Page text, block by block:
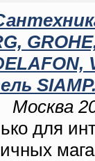
Москва
для